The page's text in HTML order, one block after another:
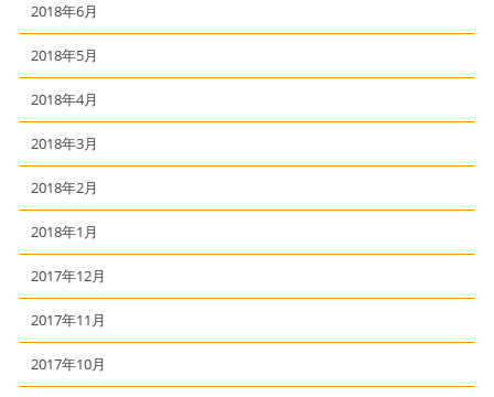
2018年6月
2018年5月
2018年4月
2018年3月
2018年2月
2018年1月
2017年12月
2017年11月
2017年10月